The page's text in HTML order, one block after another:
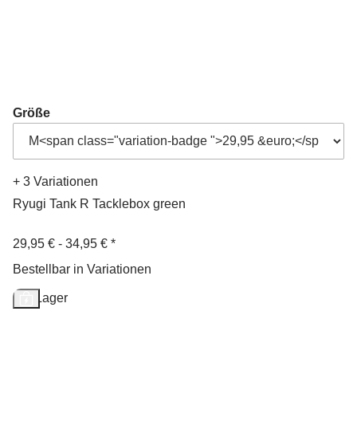
Größe
+ 3 Variationen
Ryugi Tank R Tacklebox green
29,95 € - 34,95 € *
Bestellbar in Variationen
Auf Lager